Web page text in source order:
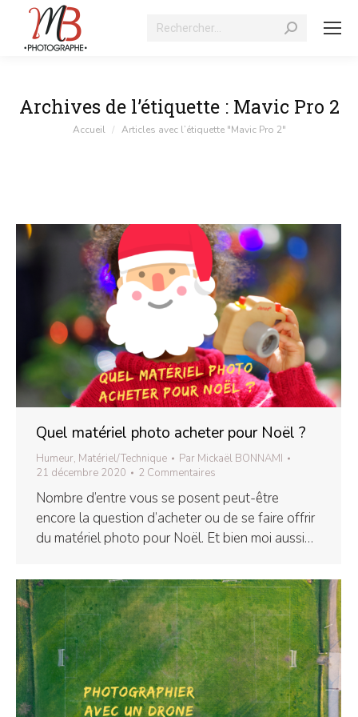
Recherche
Archives de l’étiquette : Mavic Pro 2
Vous êtes ici :
Accueil Articles avec l’étiquette "Mavic Pro 2"
Quel matériel photo acheter pour Noël ?
Humeur, Matériel/Technique Par Mickaël BONNAMI
21 décembre 2020
2 Commentaires
Nombre d’entre vous se posent peut-être
encore la question d’acheter ou de se faire offrir
du matériel photo pour Noël. Et bien moi aussi…